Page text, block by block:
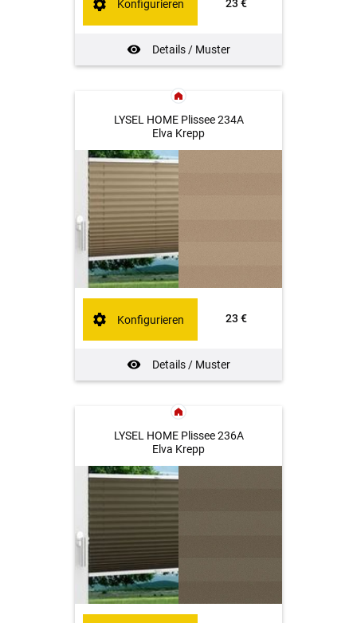
23 €
Details / Muster
Konfigurieren
LYSEL HOME Plissee 234A
Elva Krepp
23 €
Details / Muster
Konfigurieren
LYSEL HOME Plissee 236A
Elva Krepp